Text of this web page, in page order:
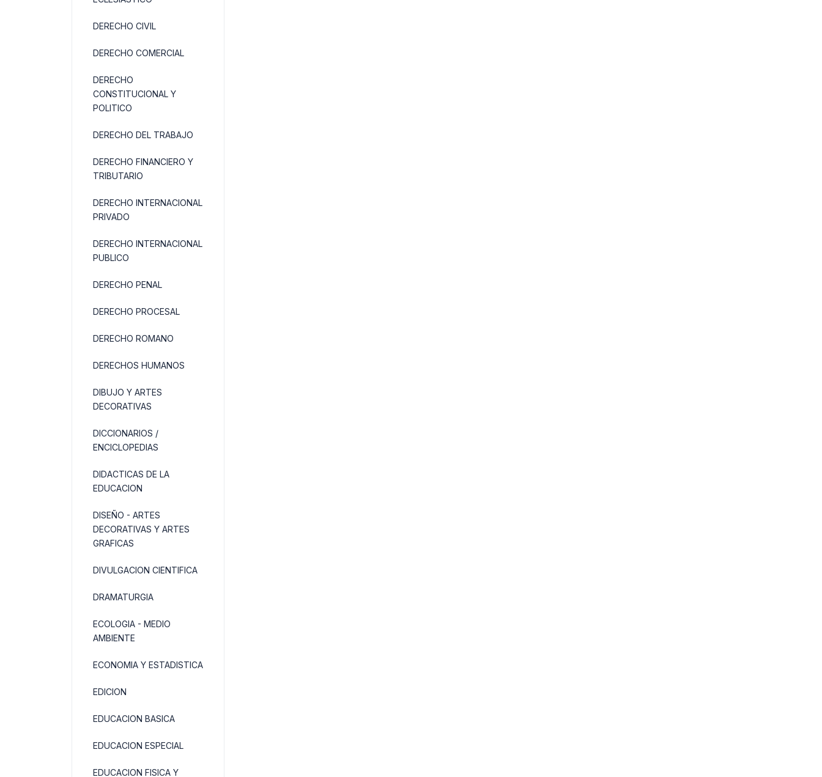
DERECHO CIVIL
DERECHO COMERCIAL
DERECHO
CONSTITUCIONAL Y
POLITICO
DERECHO DEL TRABAJO
DERECHO FINANCIERO Y
TRIBUTARIO
DERECHO INTERNACIONAL
PRIVADO
DERECHO INTERNACIONAL
PUBLICO
DERECHO PENAL
DERECHO PROCESAL
DERECHO ROMANO
DERECHOS HUMANOS
DIBUJO Y ARTES
DECORATIVAS
DICCIONARIOS /
ENCICLOPEDIAS
DIDACTICAS DE LA
EDUCACION
DISEÑO - ARTES
DECORATIVAS Y ARTES
GRAFICAS
DIVULGACION CIENTIFICA
DRAMATURGIA
ECOLOGIA - MEDIO
AMBIENTE
ECONOMIA Y ESTADISTICA
EDICION
EDUCACION BASICA
EDUCACION ESPECIAL
EDUCACION FISICA Y